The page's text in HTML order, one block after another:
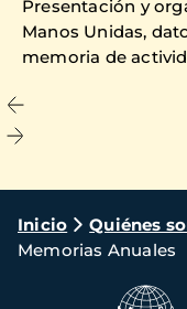
Presentación y
Manos Unidas,
memoria de
Ruta
de
navegación
Inicio Quiénes
Memorias Anuales